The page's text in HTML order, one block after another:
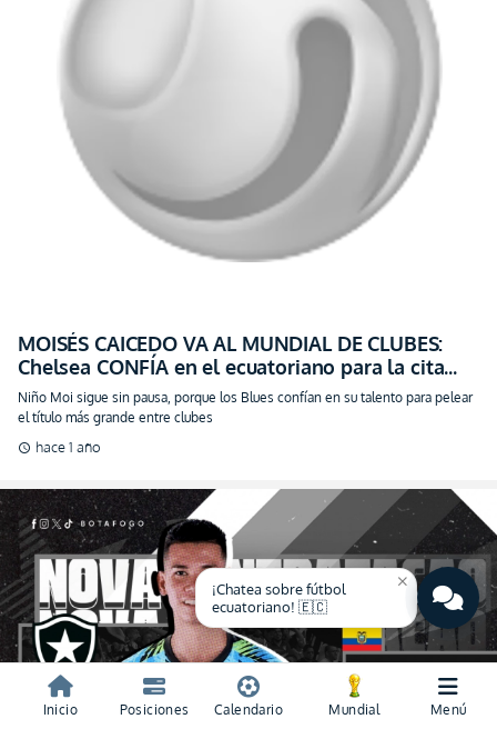
MOISÉS CAICEDO VA AL MUNDIAL DE CLUBES:
Chelsea CONFÍA en el ecuatoriano para la cita
top del año
Niño Moi sigue sin pausa, porque los Blues confían en su talento para pelear
el título más grande entre clubes
BOTAFOGO SE LO LLEVÓ Y VA CON TODO:
Cristhian Loor jugará el Mundial de Clubes con su
nuevo equipo (FOTO)
El guardameta ecuatoriano se sube al avión con el Fogao y se alista para
Inicio Posiciones Calendario Mundial Menú
close
¡Chatea sobre fútbol
ecuatoriano! 🇪🇨